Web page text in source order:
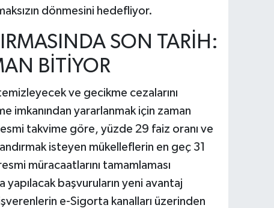
dönmesini hedefliyor.
SON TARİH:
BİTİYOR
ve gecikme cezalarını
imkanından yararlanmak için zaman
takvime göre, yüzde 29 faiz oranı ve
isteyen mükelleflerin en geç 31
müracaatlarını tamamlaması
başvuruların yeni avantaj
e-Sigorta kanalları üzerinden